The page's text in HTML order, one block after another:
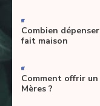
-
Combien
fait maison
-
Comment offrir
Mères ?